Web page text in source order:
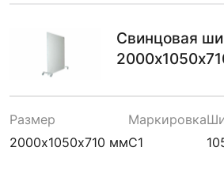
Свинцовая
Размер
2000х1050х710 мм
Маркировка
С1